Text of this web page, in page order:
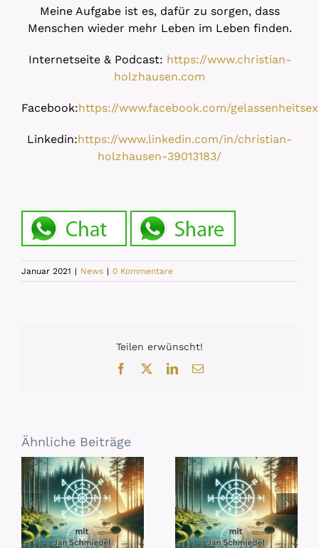
Meine Aufgabe ist es, dafür zu sorgen, dass
Menschen wieder mehr Leben im Leben finden.
Internetseite & Podcast: https://www.christian-
holzhausen.com
Facebook:https://www.facebook.com/
Linkedin:https://www.linkedin.com/in/christian-
holzhausen-39013183/
Januar 2021 | News | 0 Kommentare
Teilen erwünscht!
Facebook
LinkedIn
E-
Ähnliche Beiträge